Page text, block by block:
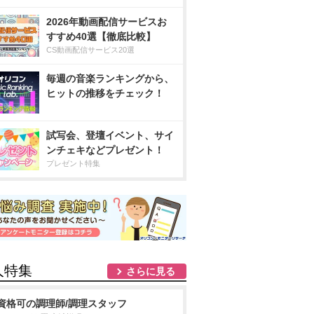
2026年動画配信サービスお
すすめ40選【徹底比較】
CS動画配信サービス20選
毎週の音楽ランキングから、
ヒットの推移をチェック！
試写会、登壇イベント、サイ
ンチェキなどプレゼント！
プレゼント特集
特集 さらに見る
格可の調理師/調理スタッフ